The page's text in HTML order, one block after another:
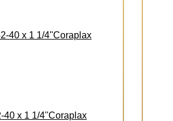
40 х 1 1/4''Coraplax